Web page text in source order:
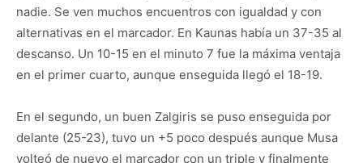
nadie. Se ven muchos encuentros con igualdad y con
alternativas en el marcador. En Kaunas había un 37-35 al
descanso. Un 10-15 en el minuto 7 fue la máxima ventaja
en el primer cuarto, aunque enseguida llegó el 18-19.
En el segundo, un buen Zalgiris se puso enseguida por
delante (25-23), tuvo un +5 poco después aunque Musa
volteó de nuevo el marcador con un triple y finalmente